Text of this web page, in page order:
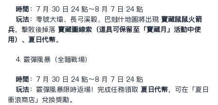
時間 ：7 月 30 日 24 點～8 月 7 日 24 點
玩法：零號大壩、長弓溪谷、巴克什地圖將出現 寶藏鼠鼠火箭
兵，擊敗後掉落 寶藏圖線索（道具可保留至「寶藏月」活動中使
用）、夏日代幣。
4. 霰彈風暴（全面戰場）
時間 ：7 月 30 日 24 點～8 月 7 日 24 點
玩法：霰彈風暴限時返場！完成任務領取 夏日代幣，可在「夏日
衝浪商店」兌換獎勵。